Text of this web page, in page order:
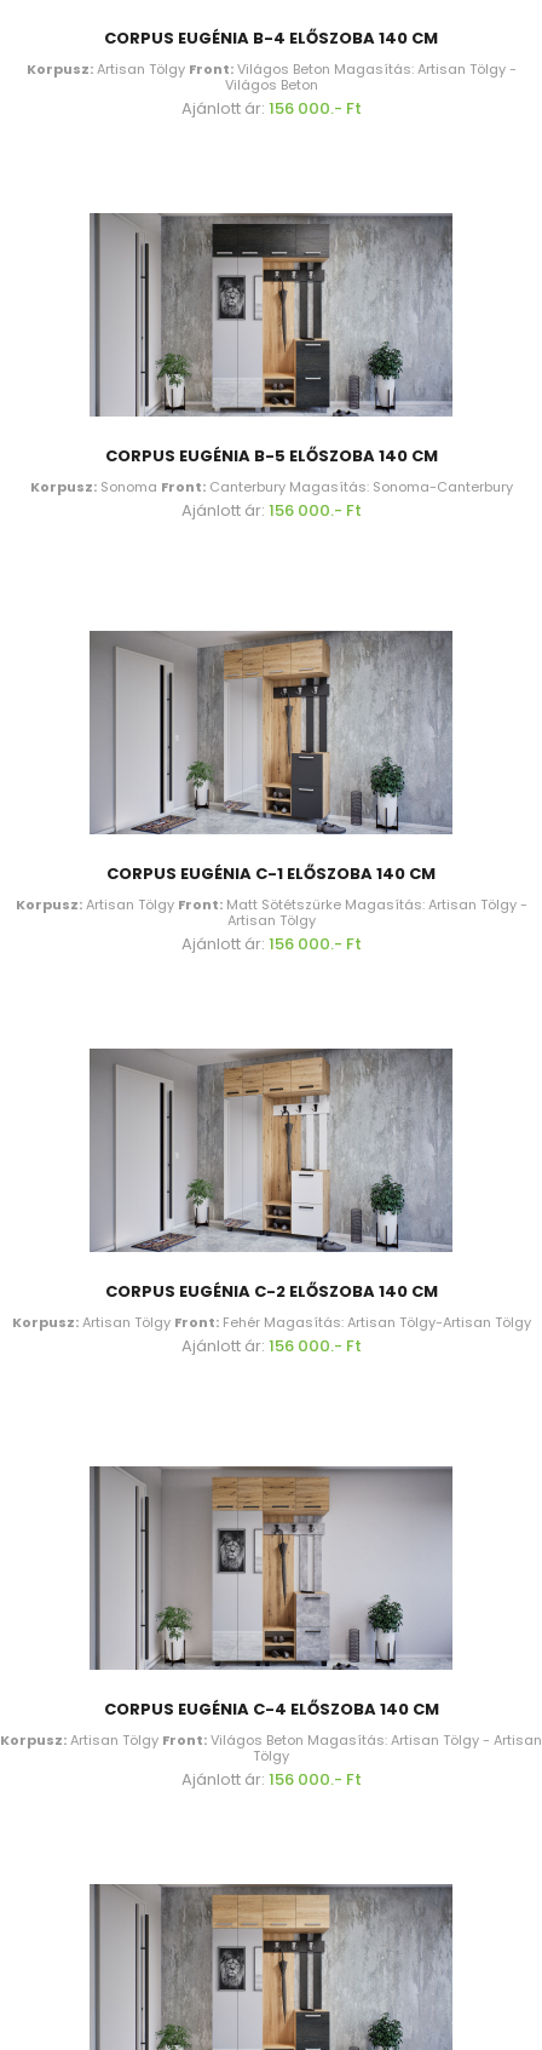
CORPUS EUGÉNIA B-4 ELŐSZOBA 140 CM
Korpusz:Artisan Tölgy Front:Világos Beton Magasítás: Artisan Tölgy -
Világos Beton
Ajánlott ár: 156 000.- Ft
CORPUS EUGÉNIA B-5 ELŐSZOBA 140 CM
Korpusz:Sonoma Front:Canterbury Magasítás: Sonoma-Canterbury
Ajánlott ár: 156 000.- Ft
CORPUS EUGÉNIA C-1 ELŐSZOBA 140 CM
Korpusz:Artisan Tölgy Front:Matt Sötétszürke Magasítás: Artisan Tölgy -
Artisan Tölgy
Ajánlott ár: 156 000.- Ft
CORPUS EUGÉNIA C-2 ELŐSZOBA 140 CM
Korpusz:Artisan Tölgy Front:Fehér Magasítás: Artisan Tölgy-Artisan Tölgy
Ajánlott ár: 156 000.- Ft
CORPUS EUGÉNIA C-4 ELŐSZOBA 140 CM
Korpusz:Artisan Tölgy Front:Világos Beton Magasítás: Artisan Tölgy - Artisan
Tölgy
Ajánlott ár: 156 000.- Ft